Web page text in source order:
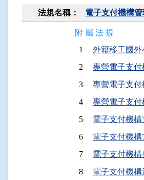
法規名稱： 電子支付機構管
附 屬 法 規
1
外籍移工國外
2
專營電子支付
3
專營電子支付
4
專營電子支付
5
電子支付機構
6
電子支付機構
7
電子支付機構
8
電子支付機構